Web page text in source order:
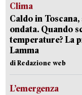
Clima
Caldo in
ondata. Quando
temperature? La
Lamma
di Redazione web
L’emergenza